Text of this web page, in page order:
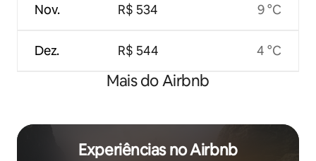
Nov.
Dez.
R$ 534
R$ 544
9 °C
4 °C
Mais do Airbnb
Experiências no Airbnb